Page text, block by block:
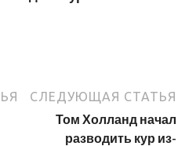
СЛЕДУЮЩАЯ СТАТЬЯ
Том Холланд начал
разводить кур из-